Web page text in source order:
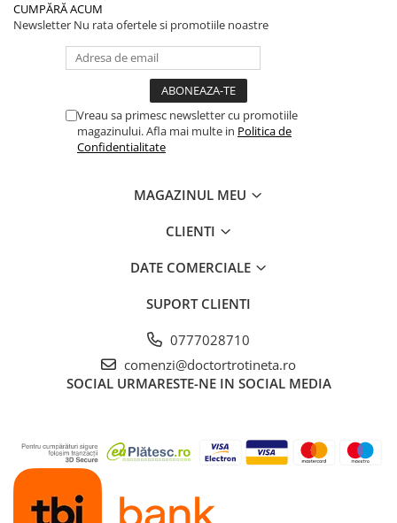
CUMPĂRĂ ACUM
Newsletter Nu rata ofertele si promotiile noastre
Vreau sa primesc newsletter cu promotiile
magazinului. Afla mai multe in Politica de
Confidentialitate
MAGAZINUL MEU
CLIENTI
DATE COMERCIALE
SUPORT CLIENTI
0777028710
comenzi@doctortrotineta.ro
SOCIAL URMARESTE-NE IN SOCIAL MEDIA